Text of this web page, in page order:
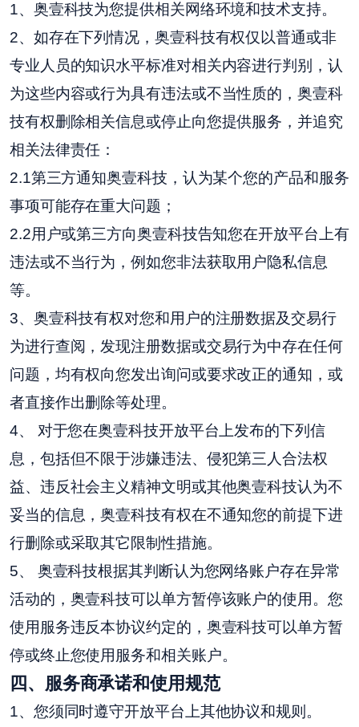
1、奥壹科技为您提供相关网络环境和技术支持。
2、如存在下列情况，奥壹科技有权仅以普通或非
专业人员的知识水平标准对相关内容进行判别，认
为这些内容或行为具有违法或不当性质的，奥壹科
技有权删除相关信息或停止向您提供服务，并追究
相关法律责任：
2.1第三方通知奥壹科技，认为某个您的产品和服务
事项可能存在重大问题；
2.2用户或第三方向奥壹科技告知您在开放平台上有
违法或不当行为，例如您非法获取用户隐私信息
等。
3、奥壹科技有权对您和用户的注册数据及交易行
为进行查阅，发现注册数据或交易行为中存在任何
问题，均有权向您发出询问或要求改正的通知，或
者直接作出删除等处理。
4、 对于您在奥壹科技开放平台上发布的下列信
息，包括但不限于涉嫌违法、侵犯第三人合法权
益、违反社会主义精神文明或其他奥壹科技认为不
妥当的信息，奥壹科技有权在不通知您的前提下进
行删除或采取其它限制性措施。
5、 奥壹科技根据其判断认为您网络账户存在异常
活动的，奥壹科技可以单方暂停该账户的使用。您
使用服务违反本协议约定的，奥壹科技可以单方暂
停或终止您使用服务和相关账户。
四 、服务商承诺和使用规范
1、您须同时遵守开放平台上其他协议和规则。